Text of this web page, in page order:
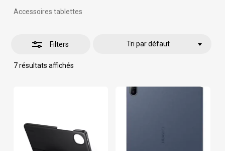
Accessoires tablettes
Filters
7 résultats affichés
Tri par défaut